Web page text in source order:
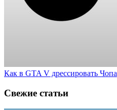
Как в GTA V дрессировать Чопа
Свежие статьи